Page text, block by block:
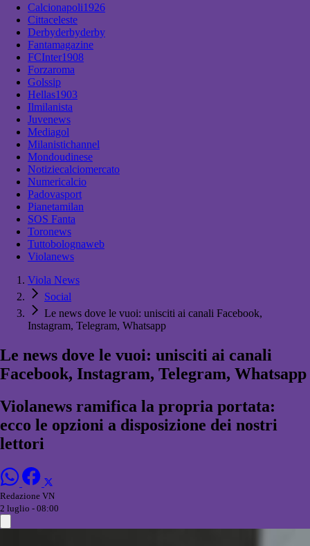
Calcionapoli1926
Cittaceleste
Derbyderbyderby
Fantamagazine
FCInter1908
Forzaroma
Golssip
Hellas1903
Ilmilanista
Juvenews
Mediagol
Milanistichannel
Mondoudinese
Notiziecalciomercato
Numericalcio
Padovasport
Pianetamilan
SOS Fanta
Toronews
Tuttobolognaweb
Violanews
Viola News
Social
Le news dove le vuoi: unisciti ai canali Facebook,
Instagram, Telegram, Whatsapp
Le news dove le vuoi: unisciti ai canali
Facebook, Instagram, Telegram, Whatsapp
Violanews ramifica la propria portata:
ecco le opzioni a disposizione dei nostri
lettori
Redazione VN
2 luglio - 08:00